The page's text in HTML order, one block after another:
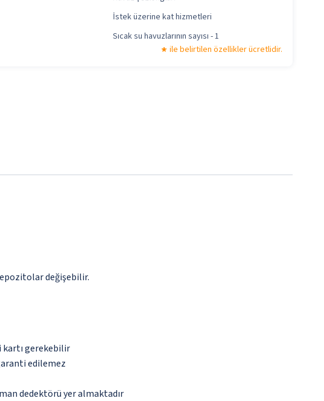
İstek üzerine kat hizmetleri
Sıcak su havuzlarının sayısı - 1
ile belirtilen özellikler ücretlidir.
değişebilir.
kartı gerekebilir
edilemez
dedektörü yer almaktadır